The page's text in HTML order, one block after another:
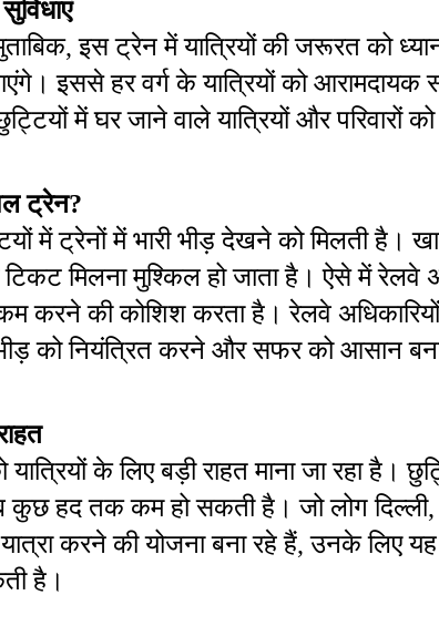
इस ट्रेन में यात्रियों की जरूरत को
इससे हर वर्ग के यात्रियों को आरामदायक
में घर जाने वाले यात्रियों और परिवारों
ट्रेन?
में ट्रेनों में भारी भीड़ देखने को मिलती है।
मिलना मुश्किल हो जाता है। ऐसे में
कम करने की कोशिश करता है। रेलवे
को नियंत्रित करने और सफर को आसान
के लिए बड़ी राहत माना जा रहा है।
कुछ हद तक कम हो सकती है। जो लोग
करने की योजना बना रहे हैं, उनके लिए
है।